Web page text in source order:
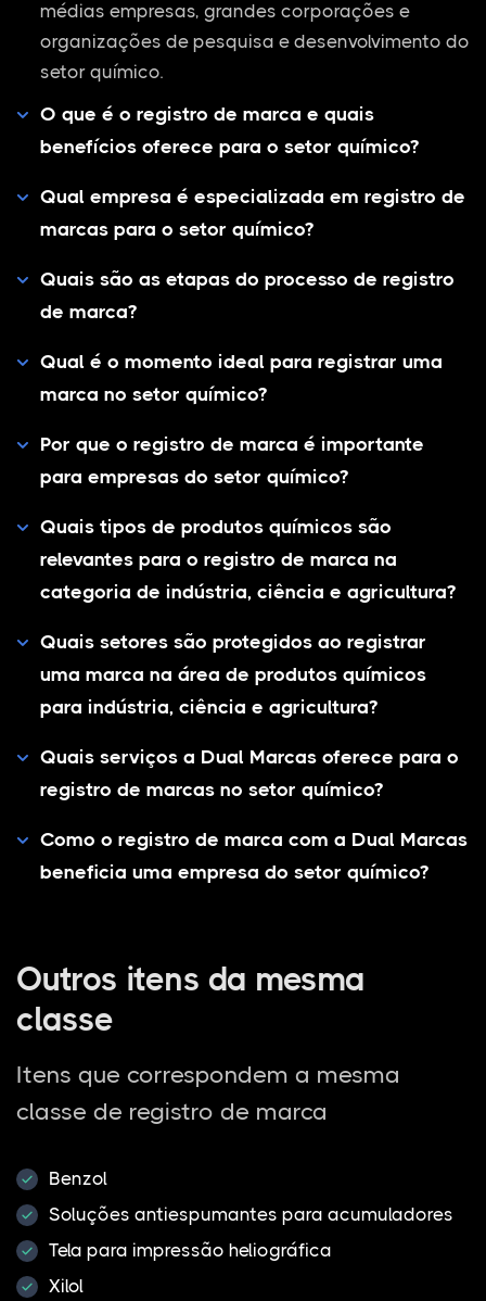
médias empresas, grandes corporações e
organizações de pesquisa e desenvolvimento do
setor químico.
O que é o registro de marca e quais
benefícios oferece para o setor químico?
Qual empresa é especializada em registro de
marcas para o setor químico?
Quais são as etapas do processo de registro
de marca?
Qual é o momento ideal para registrar uma
marca no setor químico?
Por que o registro de marca é importante
para empresas do setor químico?
Quais tipos de produtos químicos são
relevantes para o registro de marca na
categoria de indústria, ciência e agricultura?
Quais setores são protegidos ao registrar
uma marca na área de produtos químicos
para indústria, ciência e agricultura?
Quais serviços a Dual Marcas oferece para o
registro de marcas no setor químico?
Como o registro de marca com a Dual Marcas
beneficia uma empresa do setor químico?
Outros itens da mesma
classe
Itens que correspondem a mesma
classe de registro de marca
Benzol
Soluções antiespumantes para acumuladores
Tela para impressão heliográfica
Xilol